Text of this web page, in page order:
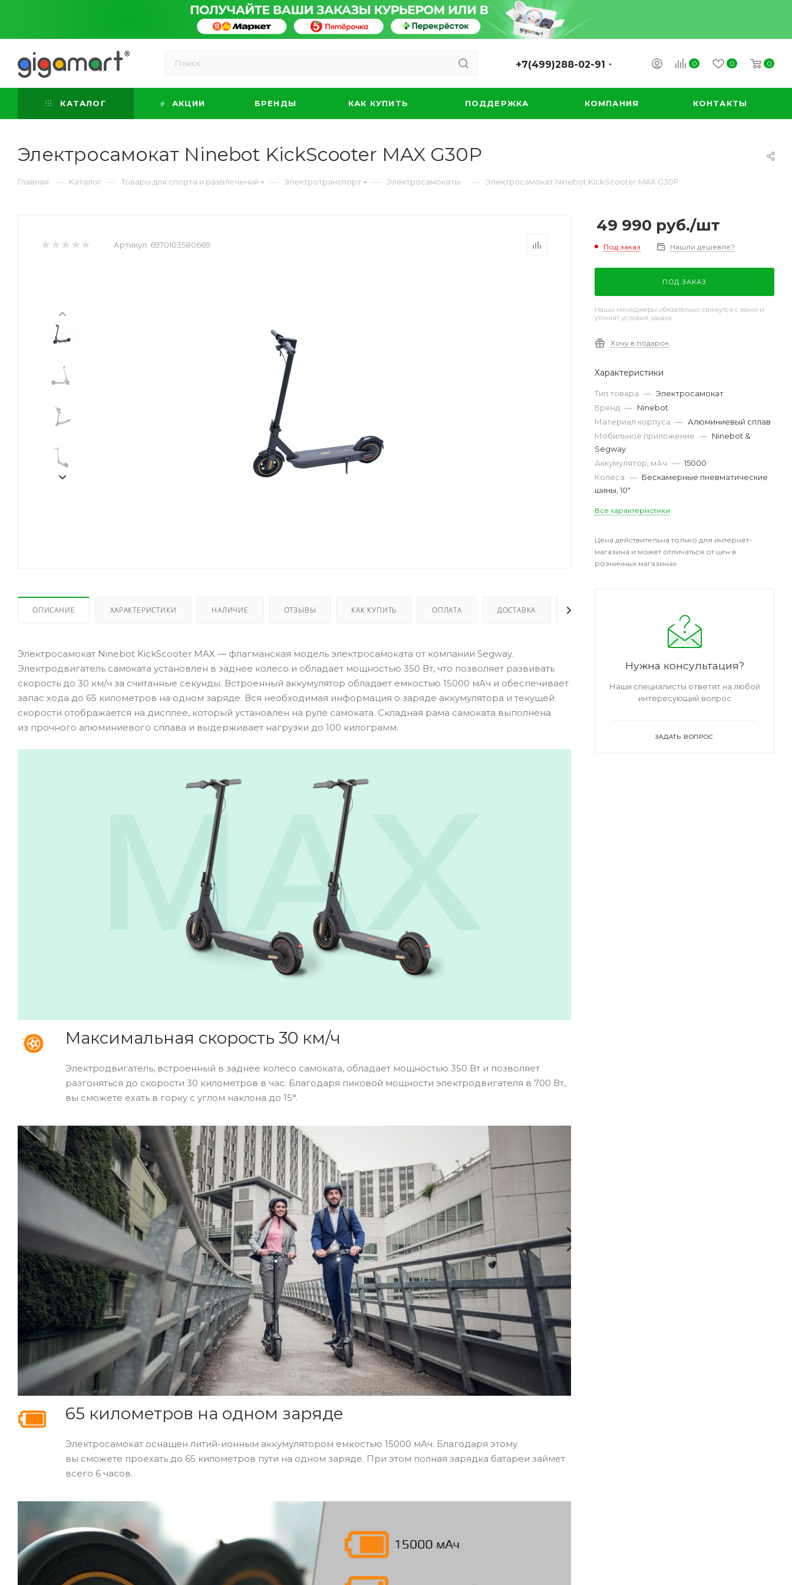
0 0 0
+7(499)288-02-91
КАТАЛОГ АКЦИИ БРЕНДЫ КАК КУПИТЬ ПОДДЕРЖКА КОМПАНИЯ КОНТАКТЫ
Электросамокат Ninebot KickScooter MAX G30P
Главная — Каталог — Товары для спорта и развлечений — Электротранспорт — Электросамокаты — Электросамокат Ninebot KickScooter MAX G30P
Артикул: 6970103580669
ОПИСАНИЕ ХАРАКТЕРИСТИКИ НАЛИЧИЕ ОТЗЫВЫ КАК КУПИТЬ ОПЛАТА ДОСТАВКА ДОПОЛНИТЕЛЬНО
Электросамокат Ninebot KickScooter MAX — флагманская модель электросамоката от компании Segway.
Электродвигатель самоката установлен в заднее колесо и обладает мощностью 350 Вт, что позволяет развивать
скорость до 30 км/ч за считанные секунды. Встроенный аккумулятор обладает емкостью 15000 мАч и обеспечивает
запас хода до 65 километров на одном заряде. Вся необходимая информация о заряде аккумулятора и текущей
скорости отображается на дисплее, который установлен на руле самоката. Складная рама самоката выполнена
из прочного алюминиевого сплава и выдерживает нагрузки до 100 килограмм.
Максимальная скорость 30 км/ч
Электродвигатель, встроенный в заднее колесо самоката, обладает мощностью 350 Вт и позволяет
разгоняться до скорости 30 километров в час. Благодаря пиковой мощности электродвигателя в 700 Вт,
вы сможете ехать в горку с углом наклона до 15°.
65 километров на одном заряде
Электросамокат оснащен литий-ионным аккумулятором емкостью 15000 мАч. Благодаря этому
вы сможете проехать до 65 километров пути на одном заряде. При этом полная зарядка батареи займет
всего 6 часов.
49 990 руб./шт
Под заказ Нашли дешевле?
ПОД ЗАКАЗ
Наши менеджеры обязательно свяжутся с вами и
уточнят условия заказа
Хочу в подарок
Характеристики
Тип товара — Электросамокат
Бренд — Ninebot
Материал корпуса — Алюминиевый сплав
Мобильное приложение — Ninebot &
Segway
Аккумулятор, мАч — 15000
Колеса — Бескамерные пневматические
шины, 10"
Все характеристики
Цена действительна только для интернет-
магазина и может отличаться от цен в
розничных магазинах
Нужна консультация?
Наши специалисты ответят на любой
интересующий вопрос
ЗАДАТЬ ВОПРОС